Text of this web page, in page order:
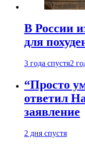
В России
для
3 года спустя2
“Просто
ответил
заявление
2 дня спустя